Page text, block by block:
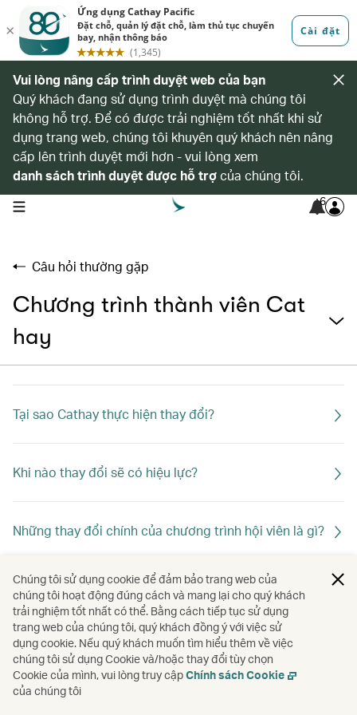
Vui lòng nâng cấp trình duyệt web của bạn
Quý khách đang sử dụng trình duyệt mà chúng tôi
không hỗ trợ. Để có được trải nghiệm tốt nhất khi sử
dụng trang web, chúng tôi khuyên quý khách nên nâng
cấp lên trình duyệt mới hơn - vui lòng xem
danh sách trình duyệt được hỗ trợcủa chúng tôi.
open navigation menu 6
Câu hỏi thường gặp
Chương trình thành viên Cat
hay
Tại sao Cathay thực hiện thay đổi?
Khi nào thay đổi sẽ có hiệu lực?
Những thay đổi chính của chương trình hội viên là gì?
Điều này ảnh hưởng thế nào đến hạng hội viên của tôi
trong năm 2026?
Làm sao để đạt hạng mong muốn trong năm 2027?
Chúng tôi sử dụng cookie để đảm bảo trang web của
chúng tôi hoạt động đúng cách và mang lại cho quý khách
trải nghiệm tốt nhất có thể. Bằng cách tiếp tục sử dụng
trang web của chúng tôi, quý khách đồng ý với việc sử
dụng cookie. Nếu quý khách muốn tìm hiểu thêm về việc
chúng tôi sử dụng Cookie và/hoặc thay đổi tùy chọn
Cookie của mình, vui lòng truy cậpChính sách Cookie
của chúng tôi